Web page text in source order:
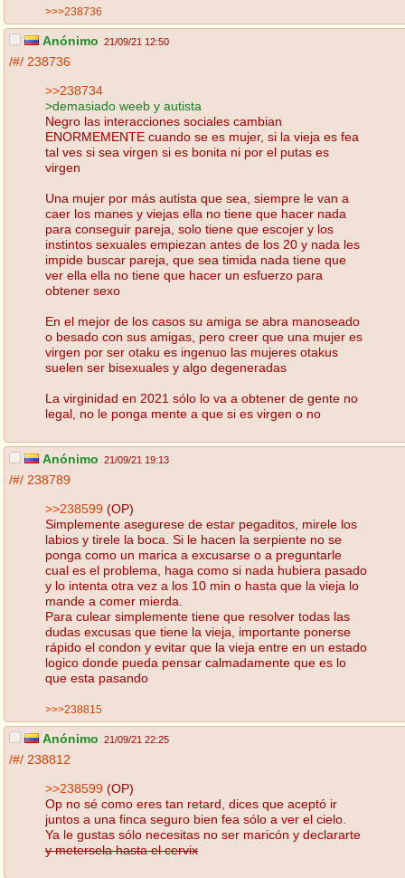
>>>238736
Anónimo 21/09/21 12:50
/#/ 238736
>>238734
>demasiado weeb y autista
Negro las interacciones sociales cambian
ENORMEMENTE cuando se es mujer, si la vieja es fea
tal ves si sea virgen si es bonita ni por el putas es
virgen
Una mujer por más autista que sea, siempre le van a
caer los manes y viejas ella no tiene que hacer nada
para conseguir pareja, solo tiene que escojer y los
instintos sexuales empiezan antes de los 20 y nada les
impide buscar pareja, que sea timida nada tiene que
ver ella ella no tiene que hacer un esfuerzo para
obtener sexo
En el mejor de los casos su amiga se abra manoseado
o besado con sus amigas, pero creer que una mujer es
virgen por ser otaku es ingenuo las mujeres otakus
suelen ser bisexuales y algo degeneradas
La virginidad en 2021 sólo lo va a obtener de gente no
legal, no le ponga mente a que si es virgen o no
Anónimo 21/09/21 19:13
/#/ 238789
>>238599 (OP)
Simplemente asegurese de estar pegaditos, mirele los
labios y tirele la boca. Si le hacen la serpiente no se
ponga como un marica a excusarse o a preguntarle
cual es el problema, haga como si nada hubiera pasado
y lo intenta otra vez a los 10 min o hasta que la vieja lo
mande a comer mierda.
Para culear simplemente tiene que resolver todas las
dudas excusas que tiene la vieja, importante ponerse
rápido el condon y evitar que la vieja entre en un estado
logico donde pueda pensar calmadamente que es lo
que esta pasando
>>>238815
Anónimo 21/09/21 22:25
/#/ 238812
>>238599 (OP)
Op no sé como eres tan retard, dices que aceptó ir
juntos a una finca seguro bien fea sólo a ver el cielo.
Ya le gustas sólo necesitas no ser maricón y declararte
y metersela hasta el cervix